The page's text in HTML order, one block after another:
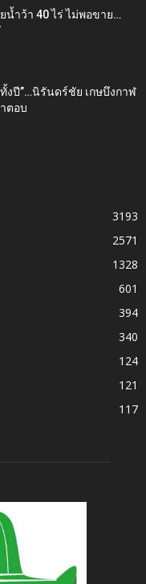
น้ำว้า 40 ไร่ ไม่พอขาย…
งปี”…นิรันดร์ชัย เกษบึงกาฬ
ตอบ
3193
2571
1328
601
394
340
124
121
117